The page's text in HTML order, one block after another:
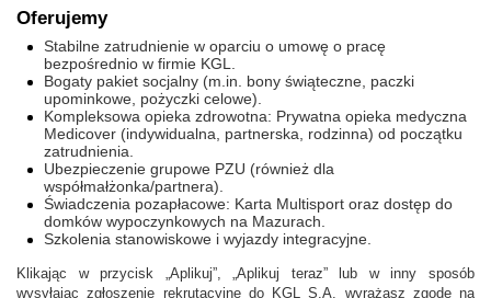
Oferujemy
Stabilne zatrudnienie w oparciu o umowę o pracę
bezpośrednio w firmie KGL.
Bogaty pakiet socjalny (m.in. bony świąteczne, paczki
upominkowe, pożyczki celowe).
Kompleksowa opieka zdrowotna: Prywatna opieka medyczna
Medicover (indywidualna, partnerska, rodzinna) od początku
zatrudnienia.
Ubezpieczenie grupowe PZU (również dla
współmałżonka/partnera).
Świadczenia pozapłacowe: Karta Multisport oraz dostęp do
domków wypoczynkowych na Mazurach.
Szkolenia stanowiskowe i wyjazdy integracyjne.
Klikając w przycisk „Aplikuj”, „Aplikuj teraz” lub w inny sposób
wysyłając zgłoszenie rekrutacyjne do KGL S.A. wyrażasz zgodę na